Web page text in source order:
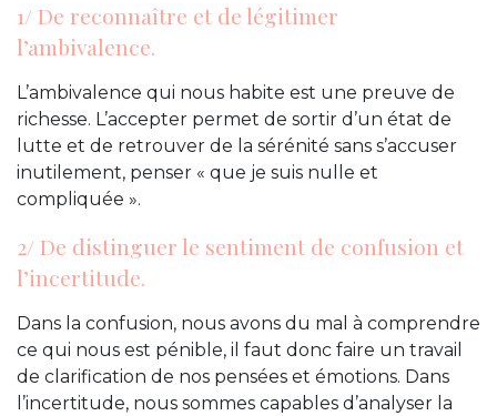
1/ De reconnaître et de légitimer
l’ambivalence.
L’ambivalence qui nous habite est une preuve de
richesse. L’accepter permet de sortir d’un état de
lutte et de retrouver de la sérénité sans s’accuser
inutilement, penser « que je suis nulle et
compliquée ».
2/ De distinguer le sentiment de confusion et
l’incertitude.
Dans la confusion, nous avons du mal à comprendre
ce qui nous est pénible, il faut donc faire un travail
de clarification de nos pensées et émotions. Dans
l’incertitude, nous sommes capables d’analyser la